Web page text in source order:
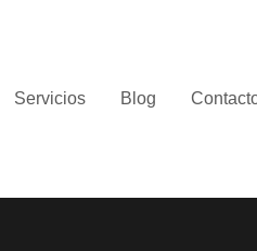
Servicios Blog